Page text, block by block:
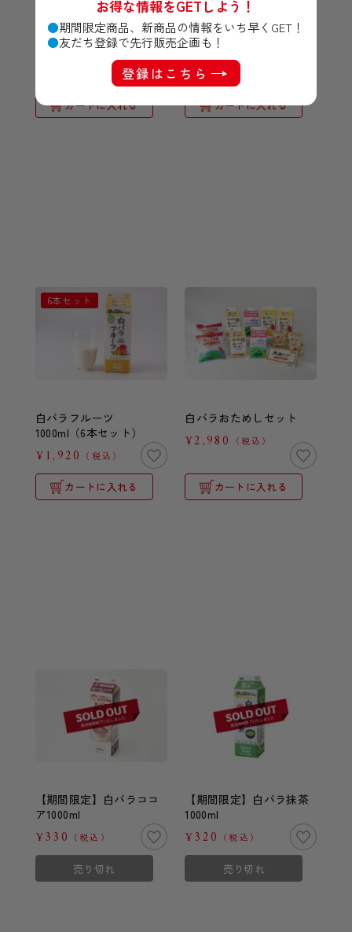
お得な情報をGETしよう！
期間限定商品、新商品の情報をいち早くGET！
友だち登録で先行販売企画も！
登録はこちら
白バラフルーツ 1000ml
カートに入れる
白バラフルーツ
1000ml（3本セット）
¥975（税込）
カートに入れる
6本セット
白バラフルーツ
1000ml（6本セット）
¥1,920 （税込）
カートに入れる
白バラおためしセット
¥2,980 （税込）
カートに入れる
【期間限定】白バラココ
ア1000ml
¥330 （税込）
売り切れ
【期間限定】白バラ抹茶
1000ml
¥320 （税込）
売り切れ